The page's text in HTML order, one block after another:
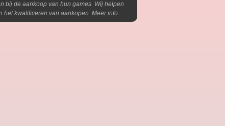
bij de aankoop van hun games. Wij helpen
het kwalificeren van aankopen. Meer info.